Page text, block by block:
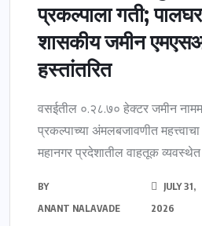
प्रकल्पाला गती;
शासकीय जमीन
हस्तांतरित
वसईतील ०.२८.७० हेक्टर जमीन
प्रकल्पाच्या अंमलबजावणीत
महानगर प्रदेशातील वाहतूक
BY
ANANT NALAVADE
JULY 31,
2026